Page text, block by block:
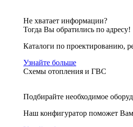
Не хватает информации?
Тогда Вы обратились по адресу!
Каталоги по проектированию,
Узнайте больше
Схемы отопления и ГВС
Подбирайте необходимое
Наш конфигуратор поможет Вам